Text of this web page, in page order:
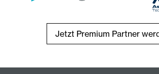
Jetzt Premium Partner